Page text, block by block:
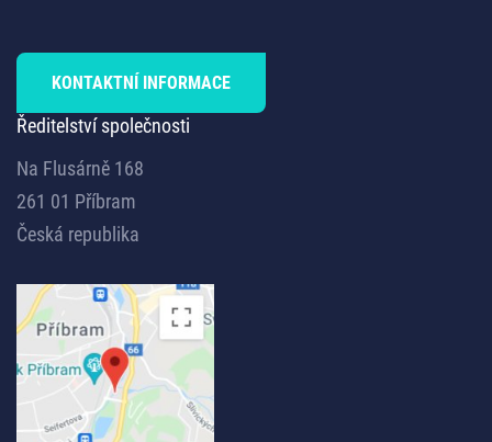
KONTAKTNÍ INFORMACE
Ředitelství společnosti
Na Flusárně 168
261 01 Příbram
Česká republika